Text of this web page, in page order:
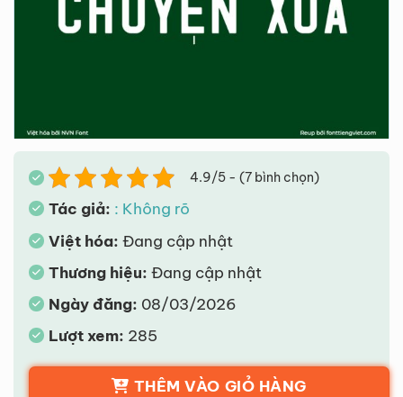
4.9/5 - (7 bình chọn)
Tác giả: : Không rõ
Việt hóa: Đang cập nhật
Thương hiệu: Đang cập nhật
Ngày đăng: 08/03/2026
Lượt xem: 285
THÊM VÀO GIỎ HÀNG